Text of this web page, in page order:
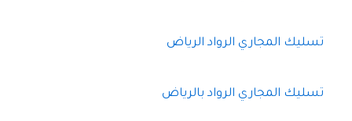
تسليك المجاري الرواد الرياض
تسليك المجاري الرواد بالرياض